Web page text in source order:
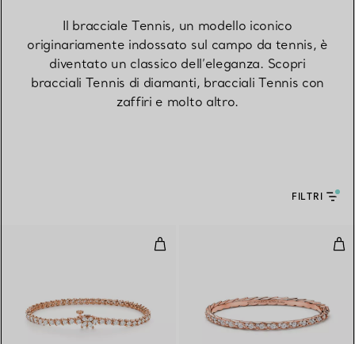
Il bracciale Tennis, un modello iconico
originariamente indossato sul campo da tennis, è
diventato un classico dell’eleganza. Scopri
bracciali Tennis di diamanti, bracciali Tennis con
zaffiri e molto altro.
FILTRI
Bracciale tennis